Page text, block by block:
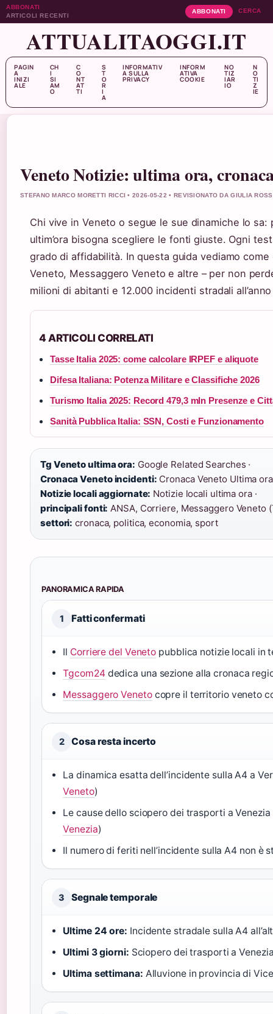
ABBONATI
ARTICOLI RECENTI
ABBONATI CERCA
ATTUALITAOGGI.IT
PAGIN
A
INIZI
ALE
CH
I
SI
AM
O
C
O
NT
AT
TI
S
T
O
R
I
A
INFORMATIV
A SULLA
PRIVACY
INFORM
ATIVA
COOKIE
NO
TIZ
IAR
IO
N
O
TI
Z
IE
Veneto Notizie: ultima ora,
STEFANO MARCO MORETTI RICCI • 2026-05-22 • REVISIONATO DA GIULIA
Chi vive in Veneto o segue le sue dinamiche lo
ultim’ora bisogna scegliere le fonti giuste. Ogni
grado di affidabilità. In questa guida vediamo
Veneto, Messaggero Veneto e altre – per non
milioni di abitanti e 12.000 incidenti stradali
4 ARTICOLI CORRELATI
Tasse Italia 2025: come calcolare IRPEF e aliquote
Difesa Italiana: Potenza Militare e Classifiche 2026
Turismo Italia 2025: Record 479,3 mln Presenze e
Sanità Pubblica Italia: SSN, Costi e Funzionamento
Tg Veneto ultima ora: Google Related Searches ·
Cronaca Veneto incidenti: Cronaca Veneto Ultima
Notizie locali aggiornate: Notizie locali ultima ora ·
principali fonti: ANSA, Corriere, Messaggero Veneto
settori: cronaca, politica, economia, sport
PANORAMICA RAPIDA
1 Fatti confermati
Il Corriere del Veneto pubblica notizie locali in
Tgcom24 dedica una sezione alla cronaca
Messaggero Venetocopre il territorio veneto
2 Cosa resta incerto
La dinamica esatta dell’incidente sulla A4 a
Veneto)
Le cause dello sciopero dei trasporti a
Venezia)
Il numero di feriti nell’incidente sulla A4 non è
3 Segnale temporale
Ultime 24 ore: Incidente stradale sulla A4
Ultimi 3 giorni: Sciopero dei trasporti a
Ultima settimana: Alluvione in provincia di